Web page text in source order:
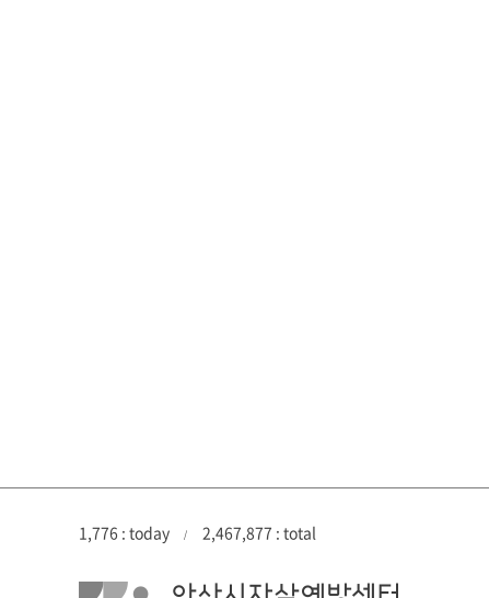
1,776 : today / 2,467,877 : total